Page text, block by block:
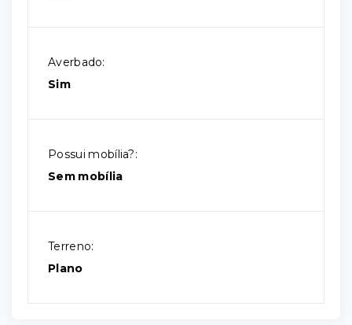
Averbado:
Sim
Possui mobília?:
Sem mobília
Terreno:
Plano